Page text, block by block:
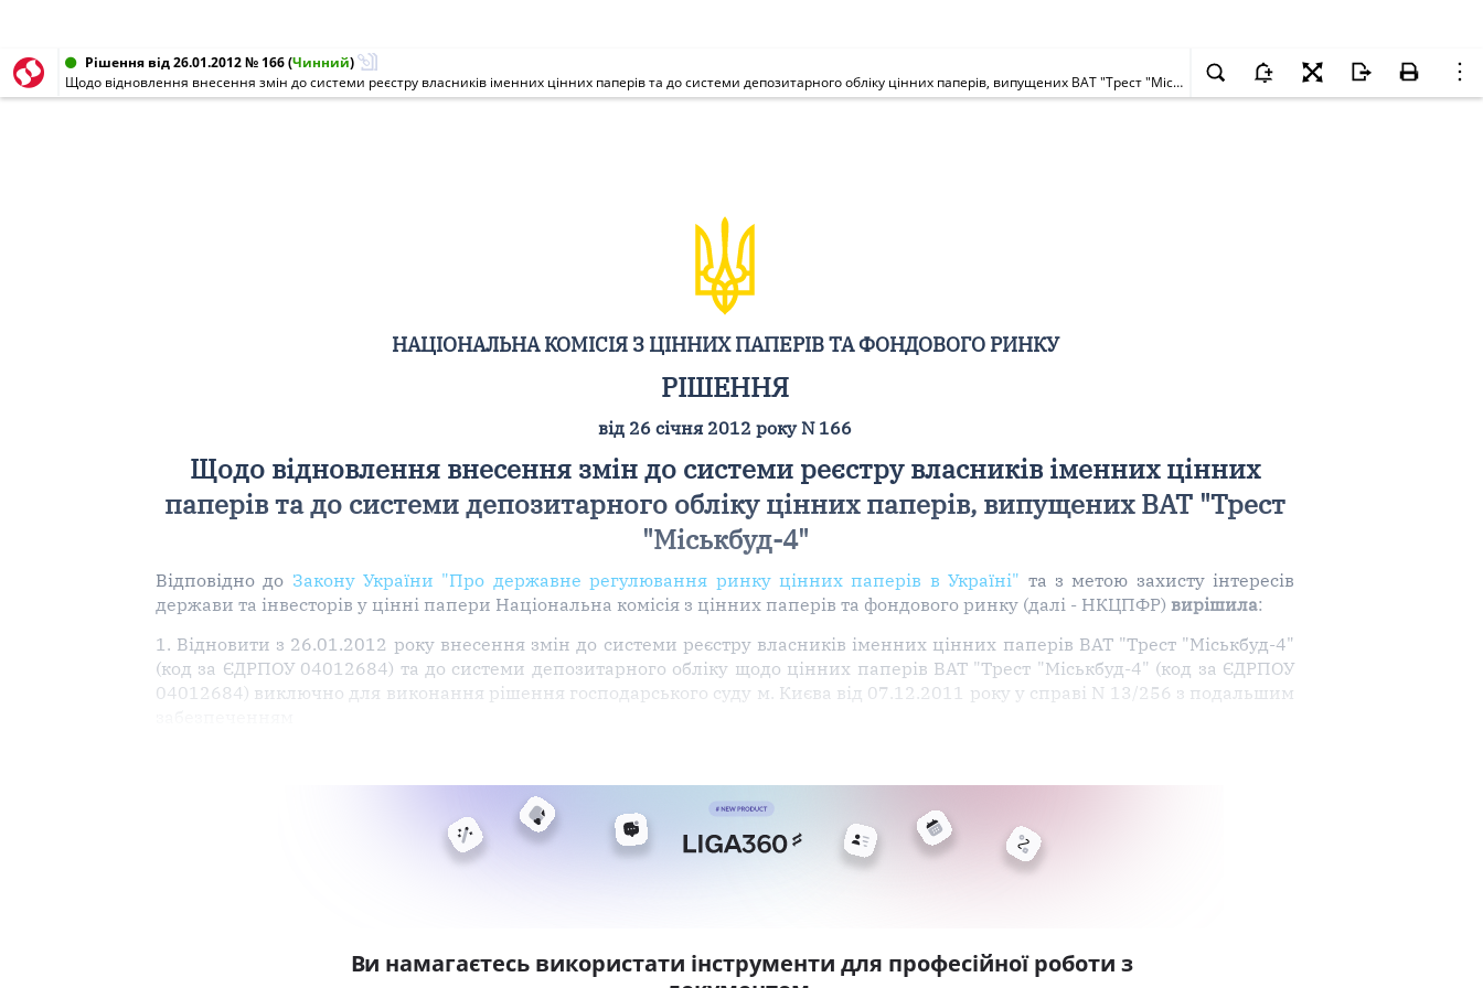
Рішення від 26.01.2012 № 166(Чинний)
Щодо відновлення внесення змін до системи реєстру власників іменних цінних паперів та до системи депозитарного обліку цінних паперів, випущених ВАТ "Трест "Міськбуд-4"
НАЦІОНАЛЬНА КОМІСІЯ З ЦІННИХ ПАПЕРІВ ТА ФОНДОВОГО РИНКУ
РІШЕННЯ
від 26 січня 2012 року N 166
Щодо відновлення внесення змін до системи реєстру власників іменних цінних
паперів та до системи депозитарного обліку цінних паперів, випущених ВАТ "Трест
"Міськбуд-4"
Відповідно до Закону України "Про державне регулювання ринку цінних паперів в Україні" та з метою захисту інтересів
держави та інвесторів у цінні папери Національна комісія з цінних паперів та фондового ринку (далі - НКЦПФР) вирішила:
1. Відновити з 26.01.2012 року внесення змін до системи реєстру власників іменних цінних паперів ВАТ "Трест "Міськбуд-4"
(код за ЄДРПОУ 04012684) та до системи депозитарного обліку щодо цінних паперів ВАТ "Трест "Міськбуд-4" (код за ЄДРПОУ
04012684) виключно для виконання рішення господарського суду м. Києва від 07.12.2011 року у справі N 13/256 з подальшим
Ви намагаєтесь використати інструменти для професійної роботи з